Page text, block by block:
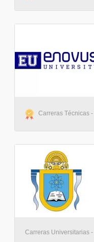
Carreras Técnicas
Carreras Universitarias